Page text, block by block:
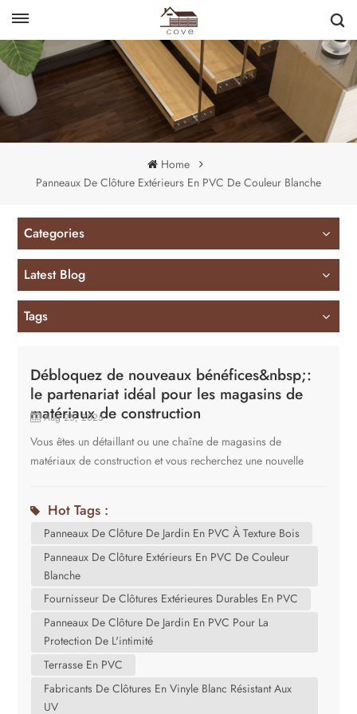
English
français
Home
Panneaux De Clôture Extérieurs En PVC De Couleur Blanche
Categories
Latest Blog
Tags
Débloquez de nouveaux bénéfices&nbsp;:
le partenariat idéal pour les magasins de
matériaux de construction
Aug 25, 2025
Vous êtes un détaillant ou une chaîne de magasins de
matériaux de construction et vous recherchez une nouvelle
grandes surfaces ? L'avenir de l'aménagement extérieur vous
offre une opportunité : les clôtures et terrasses en PVC laminé.
Shanghai Cove est l'un des principaux fabricants de ces
produits innovants et nous recherchons des partenariats
stratégiques avec des fournisseurs de matériaux de
construction avant-gardistes.’C'est pourquoi cette gamme de
produits et notre partenariat s'adaptent parfaitement à votre
prochain best-seller Avant de parler de nous, parlons de vos
clients. Les propriétaires et les entrepreneurs d'aujourd'hui
recherchent des alternatives au bois et aux composites
Hot Tags :
Panneaux De Clôture De Jardin En PVC À Texture Bois
Panneaux De Clôture Extérieurs En PVC De Couleur
Blanche
Fournisseur De Clôtures Extérieures Durables En PVC
Panneaux De Clôture De Jardin En PVC Pour La
Protection De L'intimité
Terrasse En PVC
Fabricants De Clôtures En Vinyle Blanc Résistant Aux
UV